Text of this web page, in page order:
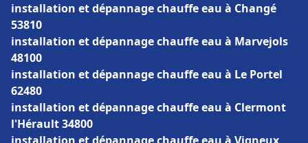
installation et dépannage chauffe eau à Changé
53810
installation et dépannage chauffe eau à Marvejols
48100
installation et dépannage chauffe eau à Le Portel
62480
installation et dépannage chauffe eau à Clermont
l'Hérault 34800